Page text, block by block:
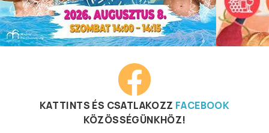
KATTINTS ÉS CSATLAKOZZ FACEBOOK
KÖZÖSSÉGÜNKHÖZ!